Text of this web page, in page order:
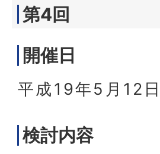
第4回
開催日
平成19年5月12日
検討内容